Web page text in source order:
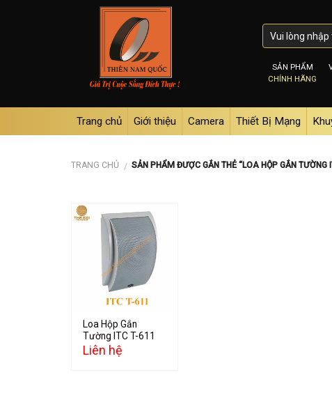
SẢN PHẨM
CHÍNH HÃNG
Trang chủ Giới thiệu Camera Thiết Bị Mạng
TRANG CHỦ / SẢN PHẨM ĐƯỢC GẮN THẺ “LOA HỘP GẮN TƯỜNG
Add to
wishlist
Loa Hộp Gắn
Tường ITC T-611
Liên hệ